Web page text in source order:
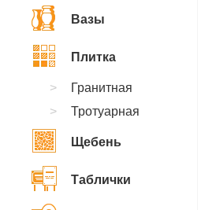
Вазы
Плитка
Гранитная
Тротуарная
Щебень
Таблички